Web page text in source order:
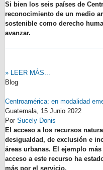
Si bien los seis países de
reconocimiento de un medio
sostenible como derecho
avanzar.
» LEER MÁS...
Blog
Centroamérica: en modalidad
Guatemala, 15 Junio 2022
Por Sucely Donis
El acceso a los recursos
desigualdad, de exclusión e
áreas urbanas. El ejemplo
acceso a este recurso ha
más por el servicio.